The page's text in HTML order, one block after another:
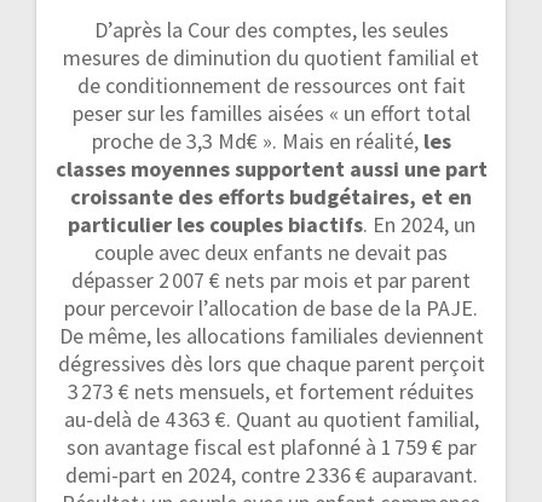
D’après la Cour des comptes, les seules
mesures de diminution du quotient familial et
de conditionnement de ressources ont fait
peser sur les familles aisées « un effort total
proche de 3,3 Md€ ». Mais en réalité, les
classes moyennes supportent aussi une part
croissante des efforts budgétaires, et en
particulier les couples biactifs. En 2024, un
couple avec deux enfants ne devait pas
dépasser 2 007 € nets par mois et par parent
pour percevoir l’allocation de base de la PAJE.
De même, les allocations familiales deviennent
dégressives dès lors que chaque parent perçoit
3 273 € nets mensuels, et fortement réduites
au-delà de 4 363 €. Quant au quotient familial,
son avantage fiscal est plafonné à 1 759 € par
demi-part en 2024, contre 2 336 € auparavant.